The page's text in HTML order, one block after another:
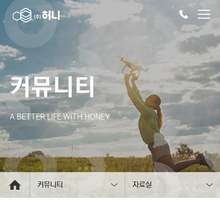
커뮤니티
A BETTER LIFE WITH HONEY
커뮤니티 자료실